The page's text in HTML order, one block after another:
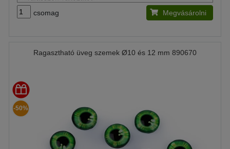
csomag Megvásárolni
Ragasztható üveg szemek Ø10 és 12 mm 890670
-50%